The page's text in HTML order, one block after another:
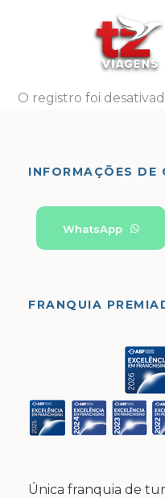
O registro foi
INFORMAÇÕES DE
WhatsApp
FRANQUIA
Única franquia de